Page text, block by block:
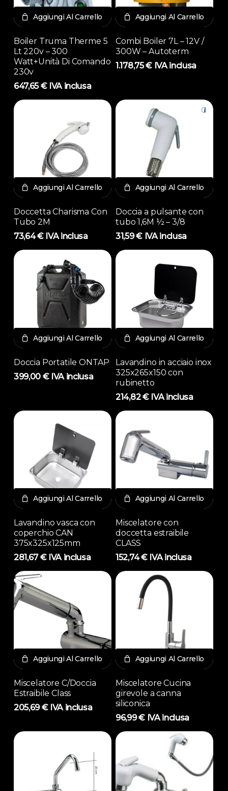
Aggiungi Al Carrello
Boiler Truma Therme 5
Lt 220v – 300
Watt+Unità Di Comando
230v
647,65€ IVA inclusa
Aggiungi Al Carrello
Combi Boiler 7L – 12V /
300W – Autoterm
1.178,75€ IVA inclusa
Aggiungi Al Carrello
Doccetta Charisma Con
Tubo 2M
73,64€ IVA inclusa
Aggiungi Al Carrello
Doccia a pulsante con
tubo 1,6M ½ – 3/8
31,59€ IVA inclusa
Aggiungi Al Carrello
Doccia Portatile ONTAP
399,00 € IVA inclusa
Aggiungi Al Carrello
Lavandino in acciaio inox
325x265x150 con
rubinetto
214,82€ IVA inclusa
Aggiungi Al Carrello
Lavandino vasca con
coperchio CAN
375x325x125mm
281,67€ IVA inclusa
Aggiungi Al Carrello
Miscelatore con
doccetta estraibile
CLASS
152,74€ IVA inclusa
Aggiungi Al Carrello
Miscelatore C/Doccia
Estraibile Class
205,69€ IVA inclusa
Aggiungi Al Carrello
Miscelatore Cucina
girevole a canna
siliconica
96,99€ IVA inclusa